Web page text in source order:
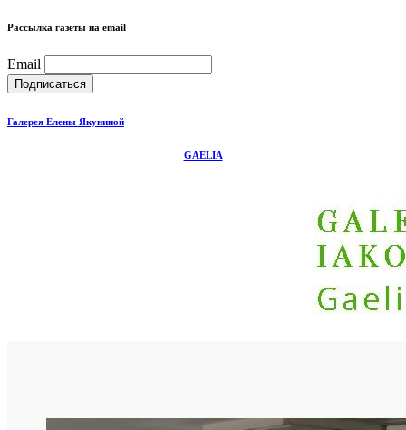
Рассылка газеты на email
Email
Галерея Елены Якуниной
GAELIA